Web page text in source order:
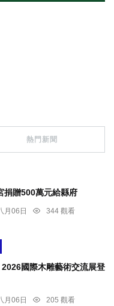
熱門新聞
捐贈500萬元給縣府
月06日
344 觀看
2026國際木雕藝術交流展登
月06日
205 觀看